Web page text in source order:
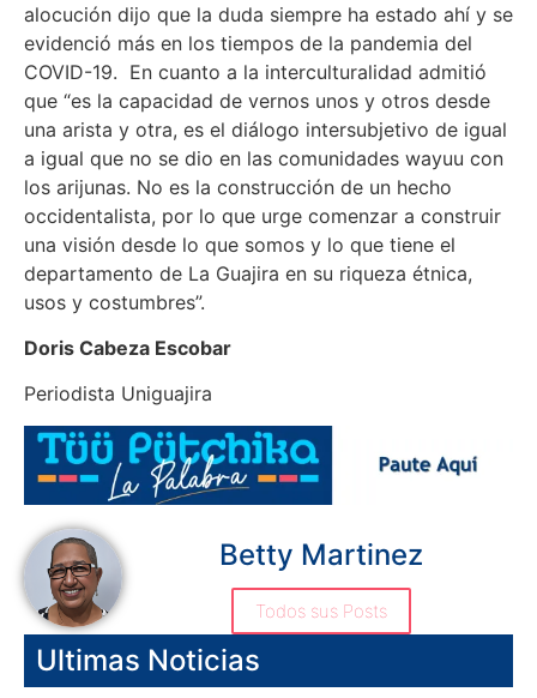
alocución dijo que la duda siempre ha estado ahí y se
evidenció más en los tiempos de la pandemia del
COVID-19. En cuanto a la interculturalidad admitió
que “es la capacidad de vernos unos y otros desde
una arista y otra, es el diálogo intersubjetivo de igual
a igual que no se dio en las comunidades wayuu con
los arijunas. No es la construcción de un hecho
occidentalista, por lo que urge comenzar a construir
una visión desde lo que somos y lo que tiene el
departamento de La Guajira en su riqueza étnica,
usos y costumbres”.
Doris Cabeza Escobar
Periodista Uniguajira
Betty Martinez
Todos sus Posts
Ultimas Noticias